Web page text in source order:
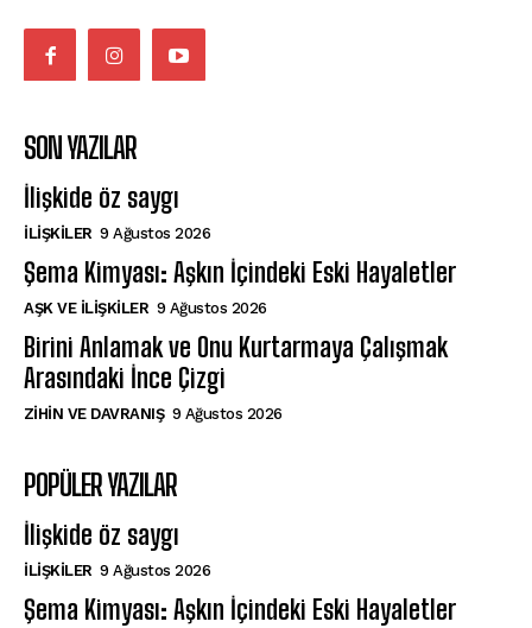
SON YAZILAR
İlişkide öz saygı
İLIŞKILER 9 Ağustos 2026
Şema Kimyası: Aşkın İçindeki Eski Hayaletler
AŞK VE İLIŞKILER 9 Ağustos 2026
Birini Anlamak ve Onu Kurtarmaya Çalışmak
Arasındaki İnce Çizgi
⁠ZIHIN VE DAVRANIŞ 9 Ağustos 2026
POPÜLER YAZILAR
İlişkide öz saygı
İLIŞKILER 9 Ağustos 2026
Şema Kimyası: Aşkın İçindeki Eski Hayaletler